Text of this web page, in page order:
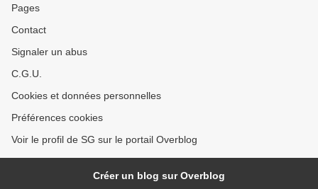
Pages
Contact
Signaler un abus
C.G.U.
Cookies et données personnelles
Préférences cookies
Voir le profil de SG sur le portail Overblog
Créer un blog sur Overblog